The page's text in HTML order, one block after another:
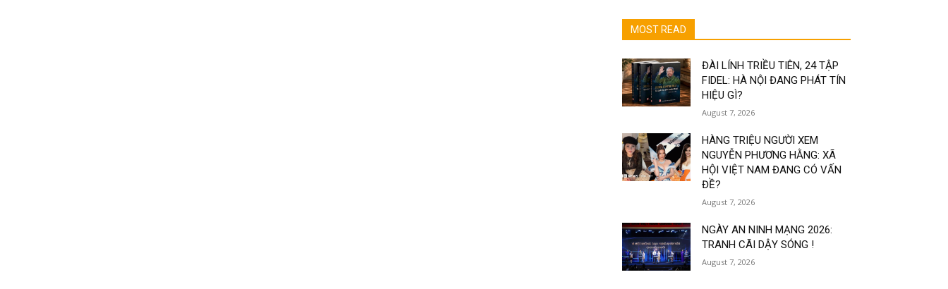
MOST READ
ĐÀI LÍNH TRIỀU TIÊN, 24 TẬP
FIDEL: HÀ NỘI ĐANG PHÁT TÍN
HIỆU GÌ?
August 7, 2026
HÀNG TRIỆU NGƯỜI XEM
NGUYỄN PHƯƠNG HẰNG: XÃ
HỘI VIỆT NAM ĐANG CÓ VẤN
ĐỀ?
August 7, 2026
NGÀY AN NINH MẠNG 2026:
TRANH CÃI DẬY SÓNG !
August 7, 2026